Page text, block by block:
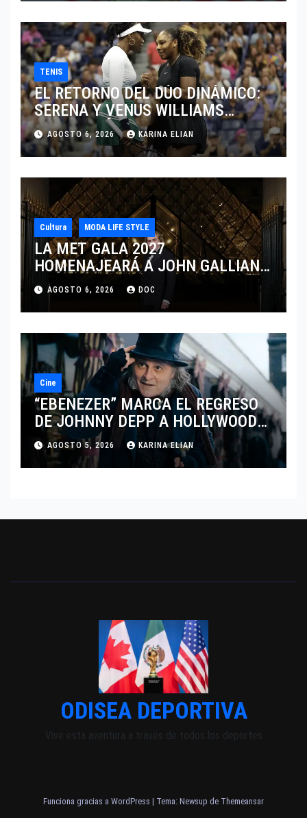
TENIS
EL RETORNO DEL DÚO DINÁMICO:
SERENA Y VENUS WILLIAMS
DISPUTARÁN LOS DOBLES EN
CINCINNATI 2026
AGOSTO 6, 2026 KARINA ELIAN
Cultura MODA LIFE STYLE
LA MET GALA 2027
HOMENAJEARÁ A JOHN GALLIANO
MARCANDO EL REGRESO DEL REY
DEL DRAMATISMO
AGOSTO 6, 2026 DOC
Cine
“EBENEZER” MARCA EL REGRESO
DE JOHNNY DEPP A HOLLYWOOD
TRAS SU PASO POR EL CINE
INDEPENDIENTE EUROPEO
AGOSTO 5, 2026 KARINA ELIAN
ODISEA DEPORTIVA
Vive esta aventura a través de todos los deportes
Funciona gracias a WordPress | Tema: Newsup de Themeansar